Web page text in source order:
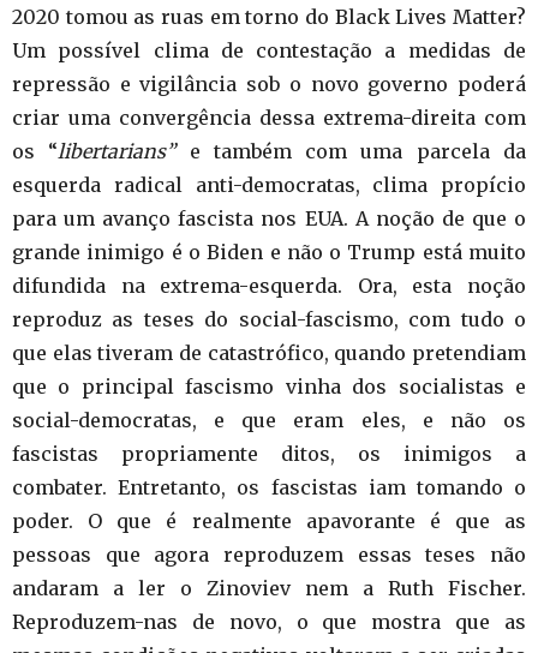
2020 tomou as ruas em torno do Black Lives Matter?
Um possível clima de contestação a medidas de
repressão e vigilância sob o novo governo poderá
criar uma convergência dessa extrema-direita com
os “libertarians”e também com uma parcela da
esquerda radical anti-democratas, clima propício
para um avanço fascista nos EUA. A noção de que o
grande inimigo é o Biden e não o Trump está muito
difundida na extrema-esquerda. Ora, esta noção
reproduz as teses do social-fascismo, com tudo o
que elas tiveram de catastrófico, quando pretendiam
que o principal fascismo vinha dos socialistas e
social-democratas, e que eram eles, e não os
fascistas propriamente ditos, os inimigos a
combater. Entretanto, os fascistas iam tomando o
poder. O que é realmente apavorante é que as
pessoas que agora reproduzem essas teses não
andaram a ler o Zinoviev nem a Ruth Fischer.
Reproduzem-nas de novo, o que mostra que as